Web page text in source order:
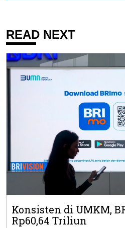
READ NEXT
Konsisten di UMKM,
Rp60,64 Triliun